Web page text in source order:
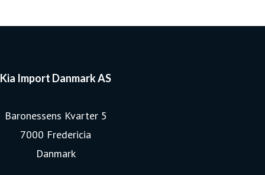
Kia Import Danmark AS
Baronessens Kvarter 5
7000 Fredericia
Danmark